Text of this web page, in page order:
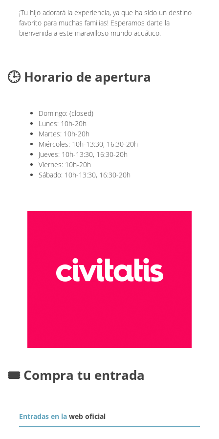
¡Tu hijo adorará la experiencia, ya que ha sido un destino
favorito para muchas familias! Esperamos darte la
bienvenida a este maravilloso mundo acuático.
🕒 Horario de apertura
Domingo: (closed)
Lunes: 10h-20h
Martes: 10h-20h
Miércoles: 10h-13:30, 16:30-20h
Jueves: 10h-13:30, 16:30-20h
Viernes: 10h-20h
Sábado: 10h-13:30, 16:30-20h
🎟️ Compra tu entrada
Entradas en la web oficial